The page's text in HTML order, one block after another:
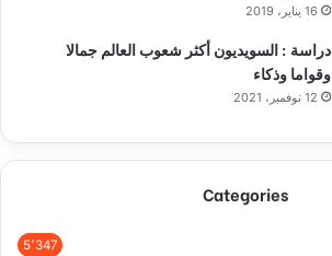
16 يناير، 2019
دراسة : السويديون أكثر شعوب العالم جمالا
وقواما وذكاء
12 نوفمبر، 2021
Categories
5٬347